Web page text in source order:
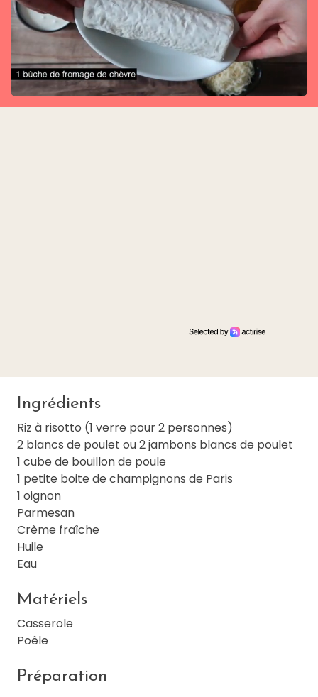
Ingrédients
Riz à risotto (1 verre pour 2 personnes)
2 blancs de poulet ou 2 jambons blancs de poulet
1 cube de bouillon de poule
1 petite boite de champignons de Paris
1 oignon
Parmesan
Crème fraîche
Huile
Eau
Matériels
Casserole
Poêle
Préparation